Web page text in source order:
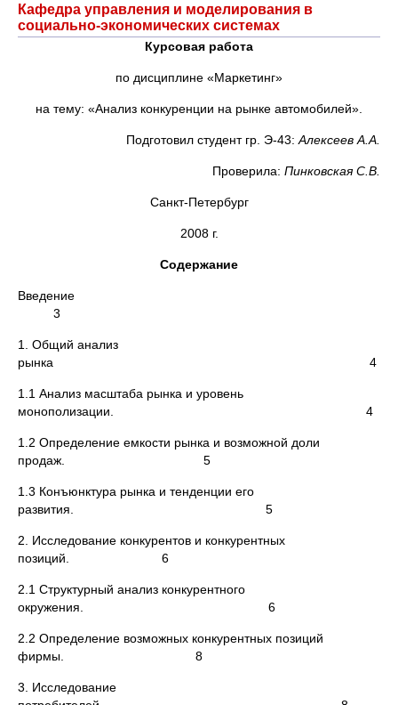
Кафедра управления и моделирования в
социально-экономических системах
Курсовая работа
по дисциплине «Маркетинг»
на тему: «Анализ конкуренции на рынке автомобилей».
Подготовил студент гр. Э-43: Алексеев А.А.
Проверила: Пинковская С.В.
Санкт-Петербург
2008 г.
Содержание
3
1. Общий анализ
рынка 4
1.1 Анализ масштаба рынка и уровень
монополизации. 4
1.2 Определение емкости рынка и возможной доли
продаж. 5
1.3 Конъюнктура рынка и тенденции его
развития. 5
2. Исследование конкурентов и конкурентных
позиций. 6
2.1 Структурный анализ конкурентного
окружения. 6
2.2 Определение возможных конкурентных позиций
фирмы. 8
3. Исследование